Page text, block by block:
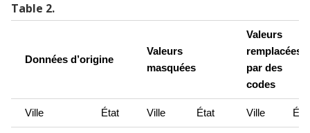
Table 2.
Données d’origine
Valeurs
masquées
Valeurs
remplacées
par des
codes
Ville État Ville État Ville État